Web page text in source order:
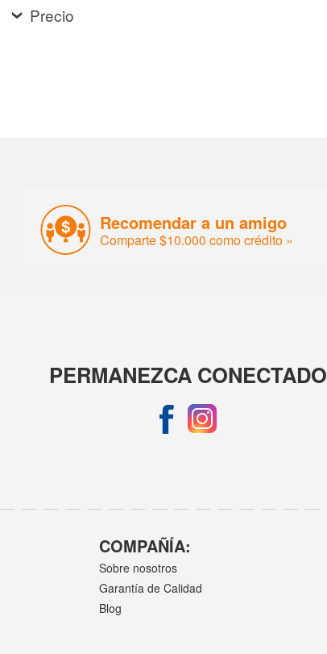
Precio
Recomendar a un amigo
Comparte $10.000 como crédito »
PERMANEZCA CONECTADO
COMPAÑÍA:
Sobre nosotros
Garantía de Calidad
Blog